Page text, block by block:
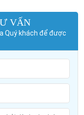
VẤN
Quý khách để được